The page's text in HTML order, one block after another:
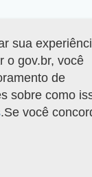
sua
o gov.br, você
de
sobre como
.Se você